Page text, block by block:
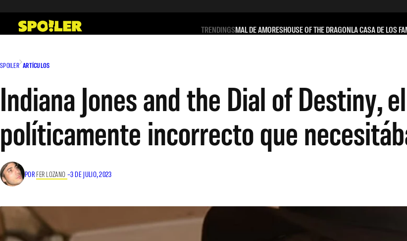
contenido
TRENDINGSMAL DE AMORESHOUSE OF THE DRAGONLA CASA DE LOS
SPOILER ARTÍCULOS
Indiana Jones and the Dial of Destiny,
políticamente incorrecto que
POR FER LOZANO –3 DE JULIO, 2023